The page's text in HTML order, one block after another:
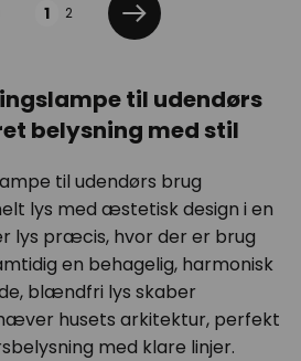
1 2
Næste
til udendørs
belysning med stil
til udendørs brug
lys med æstetisk design i en
lys præcis, hvor der er brug
en behagelig, harmonisk
blændfri lys skaber
husets arkitektur, perfekt
med klare linjer.